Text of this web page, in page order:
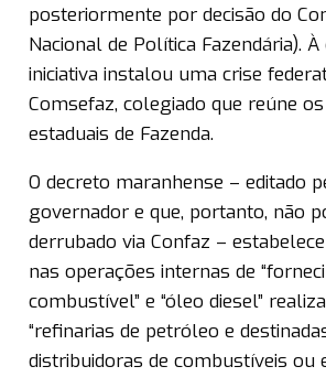
posteriormente por decisão do
Nacional de Política Fazendária). À
iniciativa instalou uma crise
Comsefaz, colegiado que reúne
estaduais de Fazenda.
O decreto maranhense – editado
governador e que, portanto, não
derrubado via Confaz –
nas operações internas de
combustível” e “óleo diesel”
“refinarias de petróleo e
distribuidoras de combustíveis ou